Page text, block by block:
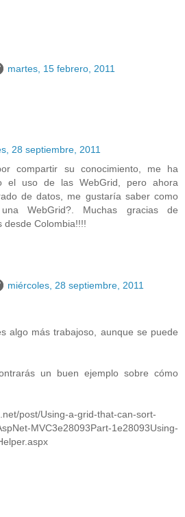
martes, 15 febrero, 2011
28 septiembre, 2011
compartir su conocimiento, me ha
el uso de las WebGrid, pero ahora
de datos, me gustaría saber como
WebGrid?. Muchas gracias de
desde Colombia!!!!
miércoles, 28 septiembre, 2011
algo más trabajoso, aunque se puede
un buen ejemplo sobre cómo
post/Using-a-grid-that-can-sort-
MVC3e28093Part-1e28093Using-